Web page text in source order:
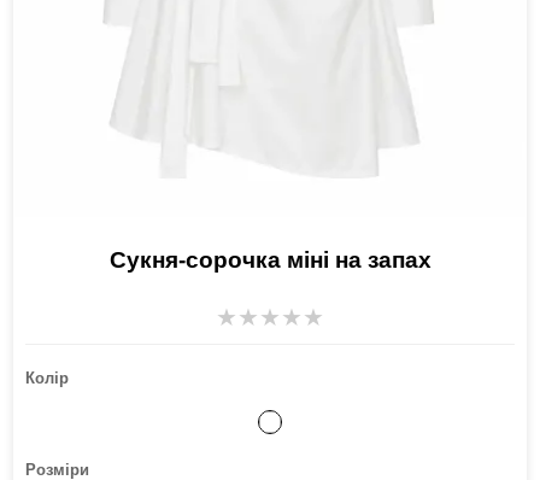
Сукня-сорочка міні на запах
★★★★★
Колір
Розміри